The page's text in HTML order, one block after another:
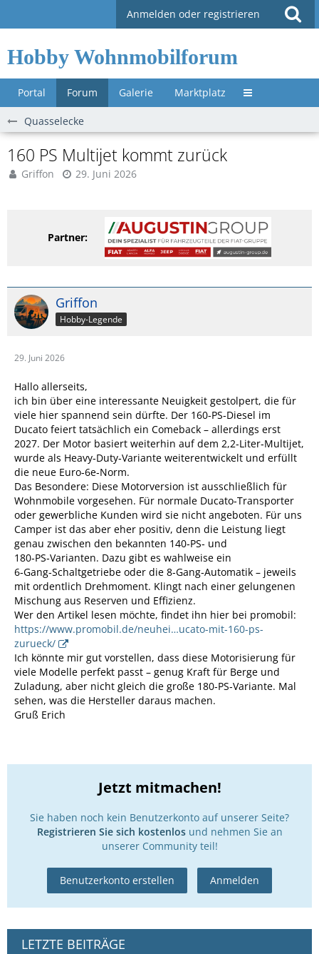
Anmelden oder registrieren
Hobby Wohnmobilforum
Portal Forum Galerie Marktplatz Untermenü »
Quasselecke
160 PS Multijet kommt zurück
Griffon 29. Juni 2026
Partner:
Griffon
Hobby-Legende
29. Juni 2026
Hallo allerseits,
ich bin über eine interessante Neuigkeit gestolpert, die für
viele hier spannend sein dürfte. Der 160‑PS‑Diesel im
Ducato feiert tatsächlich ein Comeback – allerdings erst
2027. Der Motor basiert weiterhin auf dem 2,2‑Liter‑Multijet,
wurde als Heavy‑Duty‑Variante weiterentwickelt und erfüllt
die neue Euro‑6e‑Norm.
Das Besondere: Diese Motorversion ist ausschließlich für
Wohnmobile vorgesehen. Für normale Ducato‑Transporter
oder gewerbliche Kunden wird sie nicht angeboten. Für uns
Camper ist das aber eher positiv, denn die Leistung liegt
genau zwischen den bekannten 140‑PS‑ und
180‑PS‑Varianten. Dazu gibt es wahlweise ein
6‑Gang‑Schaltgetriebe oder die 8‑Gang‑Automatik – jeweils
mit ordentlich Drehmoment. Klingt nach einer gelungenen
Mischung aus Reserven und Effizienz.
Wer den Artikel lesen möchte, findet ihn hier bei promobil:
https://www.promobil.de/neuhei…ucato-mit-160-ps-
zurueck/
Ich könnte mir gut vorstellen, dass diese Motorisierung für
viele Modelle perfekt passt – genug Kraft für Berge und
Zuladung, aber nicht gleich die große 180‑PS‑Variante. Mal
sehen, was die Hersteller daraus machen.
Gruß Erich
Jetzt mitmachen!
Sie haben noch kein Benutzerkonto auf unserer Seite?
Registrieren Sie sich kostenlosund nehmen Sie an
unserer Community teil!
Benutzerkonto erstellen Anmelden
LETZTE BEITRÄGE